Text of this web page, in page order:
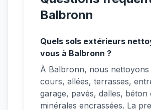
Balbronn
Quels sols extérieurs
vous à Balbronn ?
À Balbronn, nous nettoyons
cours, allées, terrasses,
garage, pavés, dalles, béton
minérales encrassées. La